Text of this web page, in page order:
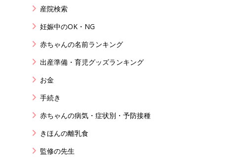
産院検索
妊娠中のOK・NG
赤ちゃんの名前ランキング
出産準備・育児グッズランキング
お金
手続き
赤ちゃんの病気・症状別・予防接種
きほんの離乳食
監修の先生